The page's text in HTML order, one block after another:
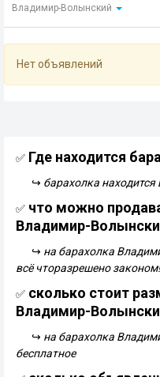
Владимир-Волынский
Нет объявлений
✅ Где находится
↪ барахолка
✅ что можно
Владимир-
↪ на барахолка
всё чторазрешено
✅ сколько стоит
Владимир-
↪ на барахолка
бесплатное